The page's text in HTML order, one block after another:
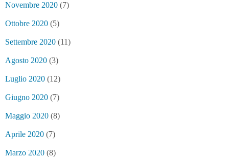
Novembre 2020 (7)
Ottobre 2020 (5)
Settembre 2020 (11)
Agosto 2020 (3)
Luglio 2020 (12)
Giugno 2020 (7)
Maggio 2020 (8)
Aprile 2020 (7)
Marzo 2020 (8)